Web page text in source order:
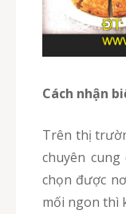
Cách nhận
Trên thị trường, xuất hiện vô số các địa điểm
chuyên
chọn được
mối ngon thì